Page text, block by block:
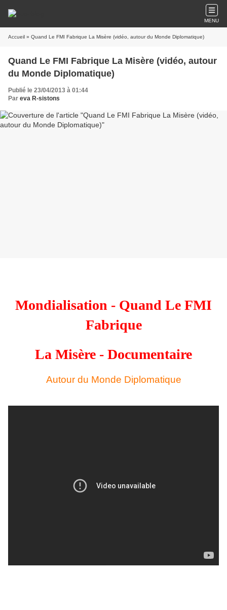
MENU
Accueil » Quand Le FMI Fabrique La Misère (vidéo, autour du Monde Diplomatique)
Quand Le FMI Fabrique La Misère (vidéo, autour
du Monde Diplomatique)
Publié le 23/04/2013 à 01:44
Par eva R-sistons
Mondialisation - Quand Le FMI
Fabrique
La Misère - Documentaire
Autour du Monde Diplomatique